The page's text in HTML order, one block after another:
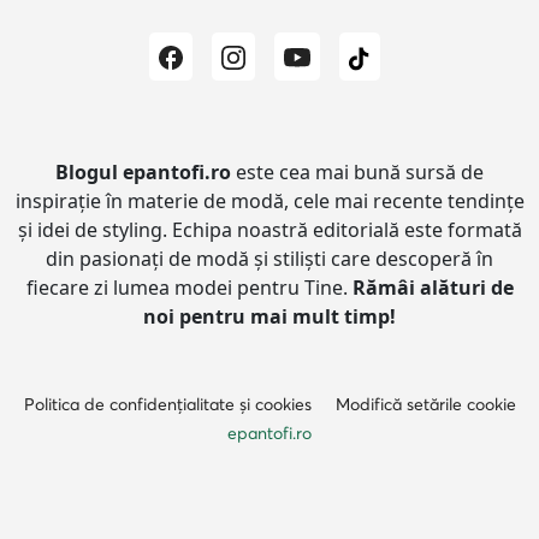
Blogul epantofi.ro este cea mai bună sursă de
inspirație în materie de modă, cele mai recente tendințe
și idei de styling. Echipa noastră editorială este formată
din pasionați de modă și stiliști care descoperă în
fiecare zi lumea modei pentru Tine. Rămâi alături de
noi pentru mai mult timp!
Politica de confidențialitate și cookies
Modifică setările cookie
epantofi.ro